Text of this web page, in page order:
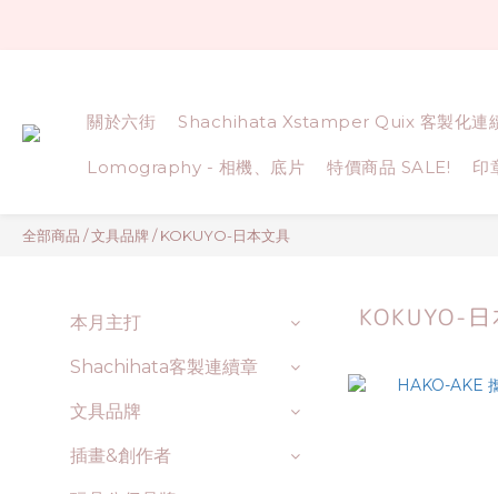
關於六街 Shachihata Xstamper Quix 客製化連
Lomography - 相機、底片 特價商品 SALE! 印
全部商品 /文具品牌 /KOKUYO-日本文具
本月主打
Shachihata客製連續章
文具品牌
插畫&創作者
KOKUYO-